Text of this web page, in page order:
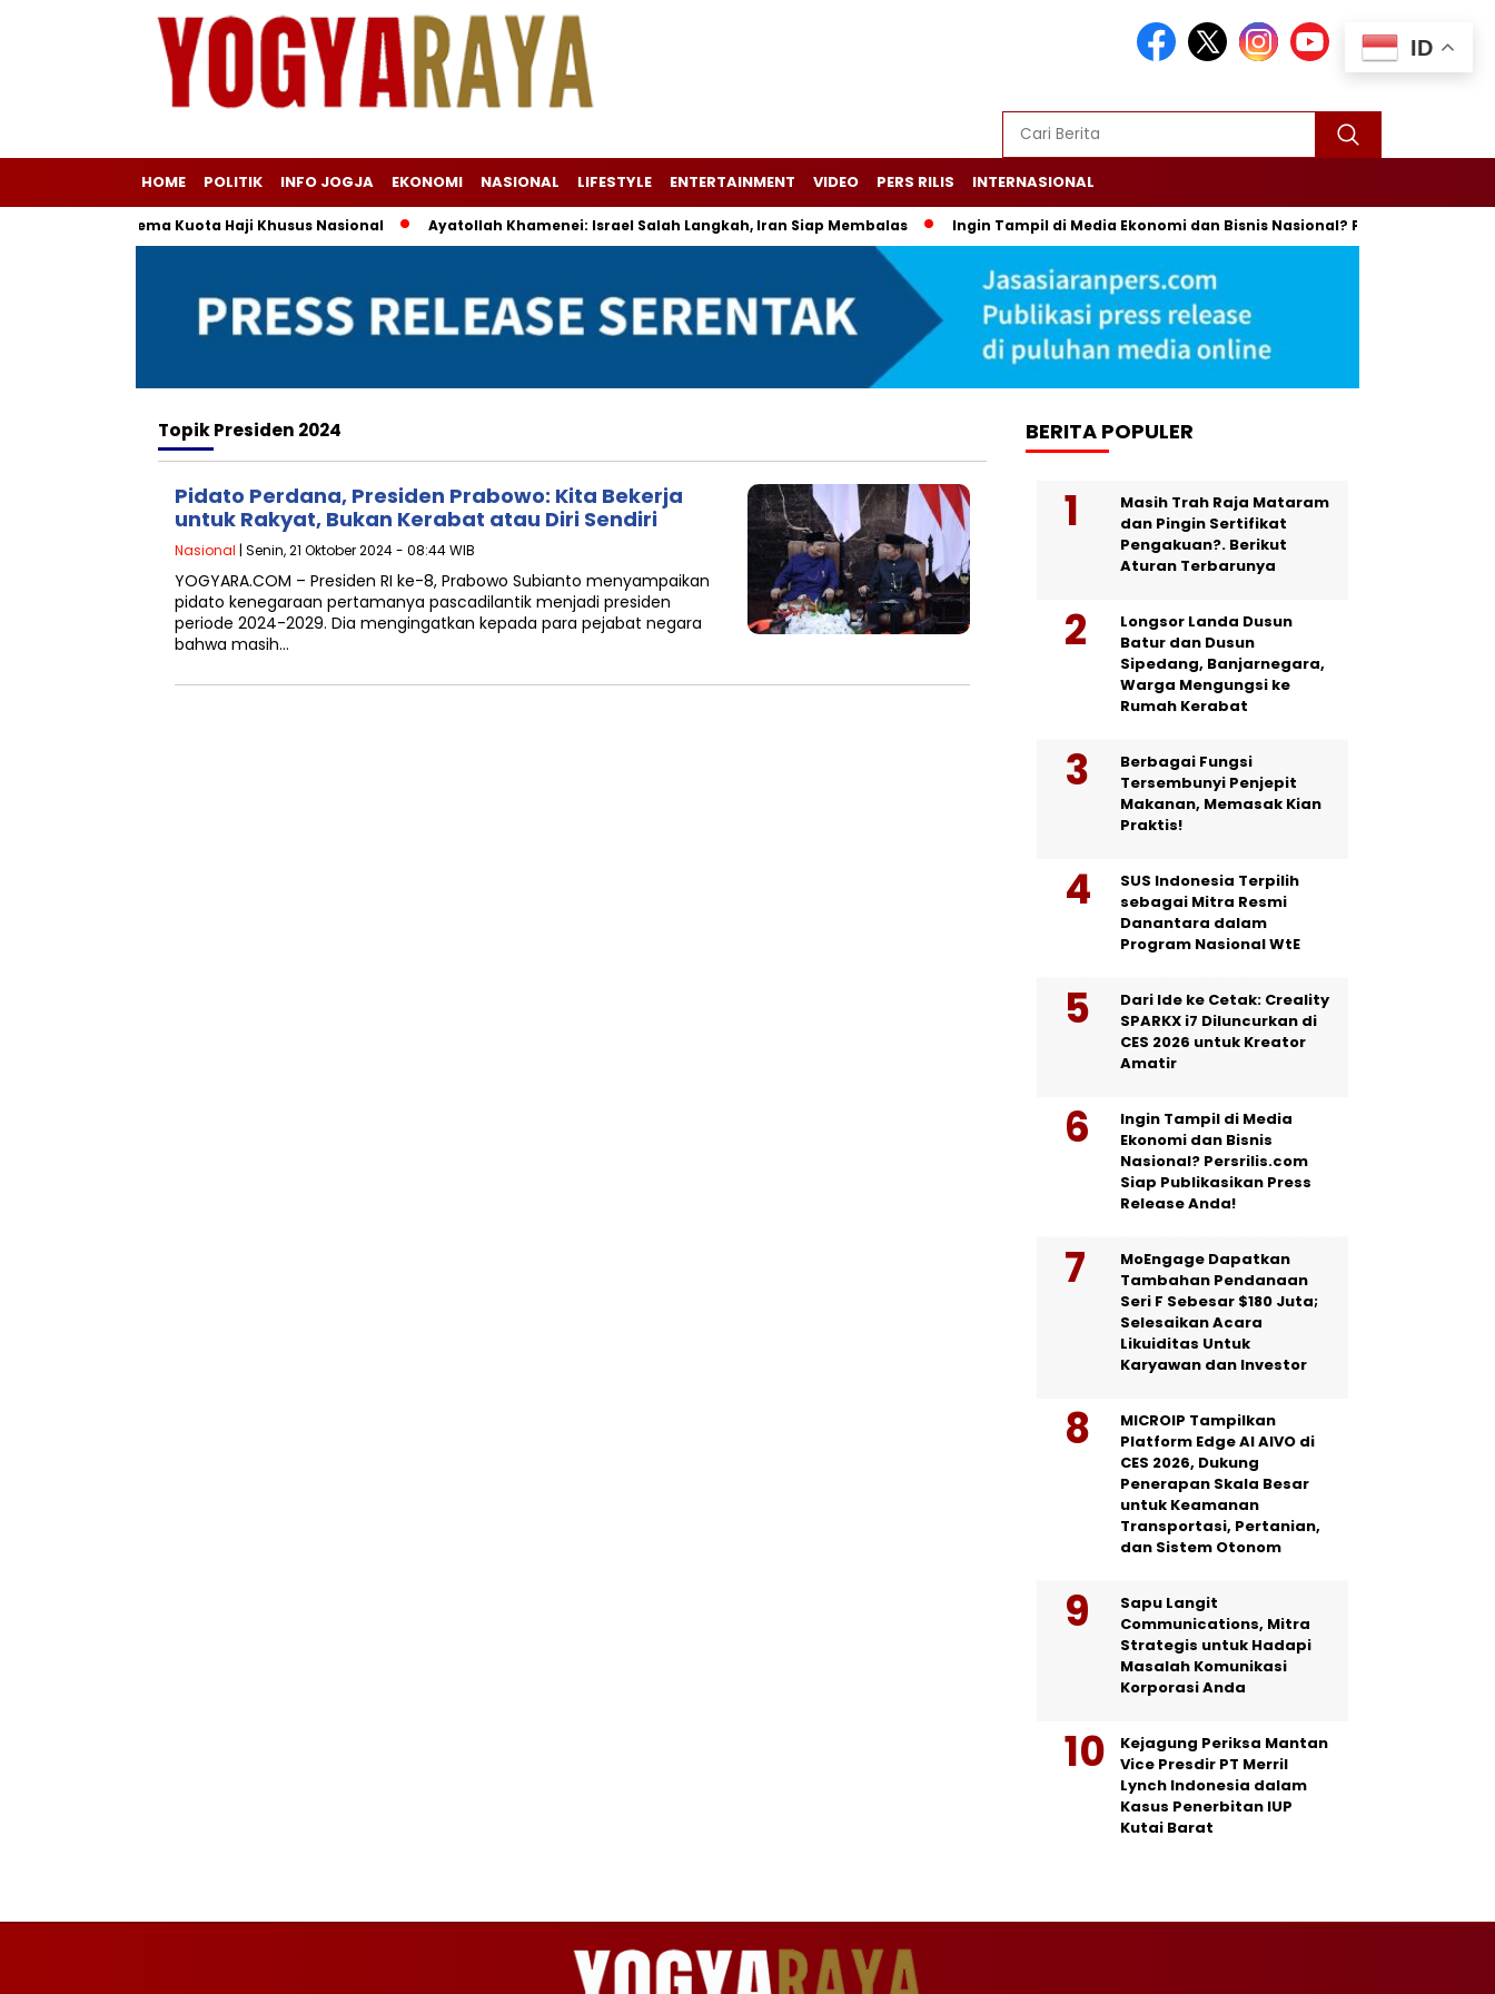
HOME POLITIK INFO JOGJA EKONOMI NASIONAL LIFESTYLE ENTERTAINMENT VIDEO PERS RILIS INTERNASIONAL
di Balik Skema Kuota Haji Khusus Nasional Ayatollah Khamenei: Israel Salah Langkah, Iran Siap Membalas Ingin Tampil di Media Ekonomi dan Bisnis Nasional? Persrilis.com Siap
TopikPresiden 2024
Pidato Perdana, Presiden Prabowo: Kita Bekerja
untuk Rakyat, Bukan Kerabat atau Diri Sendiri
Nasional | Senin, 21 Oktober 2024 - 08:44 WIB
YOGYARA.COM – Presiden RI ke-8, Prabowo Subianto menyampaikan
pidato kenegaraan pertamanya pascadilantik menjadi presiden
periode 2024-2029. Dia mengingatkan kepada para pejabat negara
bahwa masih…
BERITA POPULER
Masih Trah Raja Mataram
dan Pingin Sertifikat
Pengakuan?. Berikut
Aturan Terbarunya
Longsor Landa Dusun
Batur dan Dusun
Sipedang, Banjarnegara,
Warga Mengungsi ke
Rumah Kerabat
Berbagai Fungsi
Tersembunyi Penjepit
Makanan, Memasak Kian
Praktis!
SUS Indonesia Terpilih
sebagai Mitra Resmi
Danantara dalam
Program Nasional WtE
Dari Ide ke Cetak: Creality
SPARKX i7 Diluncurkan di
CES 2026 untuk Kreator
Amatir
Ingin Tampil di Media
Ekonomi dan Bisnis
Nasional? Persrilis.com
Siap Publikasikan Press
Release Anda!
MoEngage Dapatkan
Tambahan Pendanaan
Seri F Sebesar $180 Juta;
Selesaikan Acara
Likuiditas Untuk
Karyawan dan Investor
MICROIP Tampilkan
Platform Edge AI AIVO di
CES 2026, Dukung
Penerapan Skala Besar
untuk Keamanan
Transportasi, Pertanian,
dan Sistem Otonom
Sapu Langit
Communications, Mitra
Strategis untuk Hadapi
Masalah Komunikasi
Korporasi Anda
Kejagung Periksa Mantan
Vice Presdir PT Merril
Lynch Indonesia dalam
Kasus Penerbitan IUP
Kutai Barat
ID